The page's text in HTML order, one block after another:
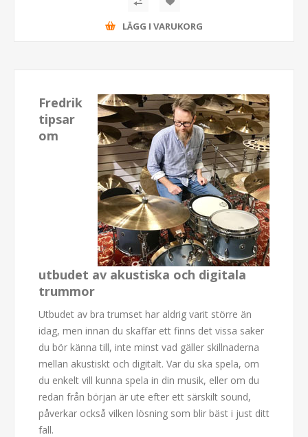
LÄGG I VARUKORG
Fredrik
tipsar
om
utbudet av akustiska och digitala
trummor
Utbudet av bra trumset har aldrig varit större än
idag, men innan du skaffar ett finns det vissa saker
du bör känna till, inte minst vad gäller skillnaderna
mellan akustiskt och digitalt. Var du ska spela, om
du enkelt vill kunna spela in din musik, eller om du
redan från början är ute efter ett särskilt sound,
påverkar också vilken lösning som blir bäst i just ditt
fall.